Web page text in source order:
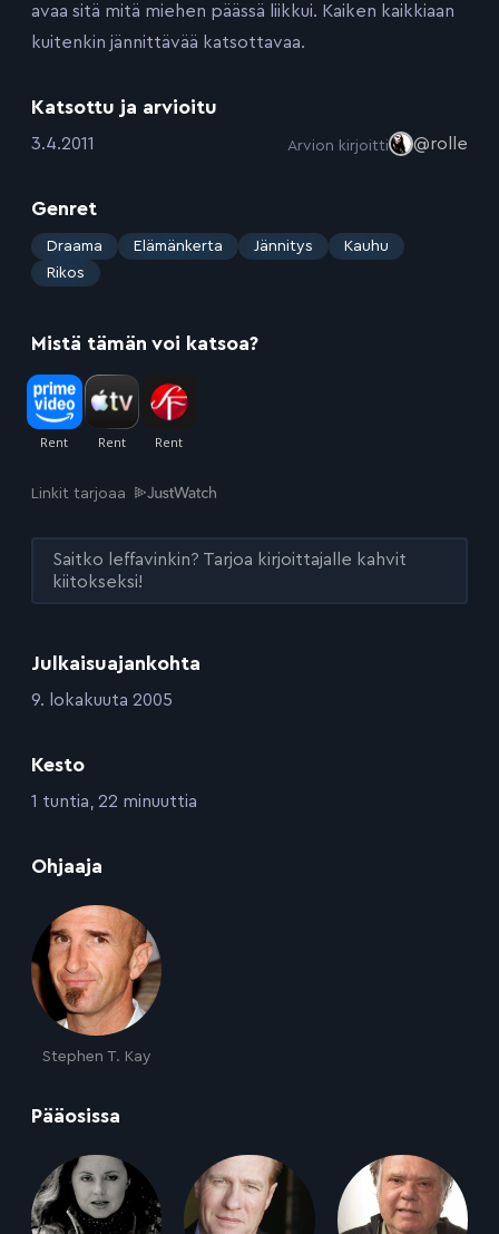
Julkaisuajankohta
:9. lokakuuta 2005
Kesto
:1 tuntia, 22 minuuttia
Ohjaaja
Stephen T. Kay
Pääosissa
avaa sitä mitä miehen päässä liikkui. Kaiken kaikkiaan
kuitenkin jännittävää katsottavaa.
Katsottu ja arvioitu
:3.4.2011 Arvion kirjoitti @rolle
Genret
: Draama Elämänkerta Jännitys
Kauhu
Rikos
Mistä tämän voi katsoa?
Linkit tarjoaa
Saitko leffavinkin? Tarjoa kirjoittajalle kahvit
kiitokseksi!